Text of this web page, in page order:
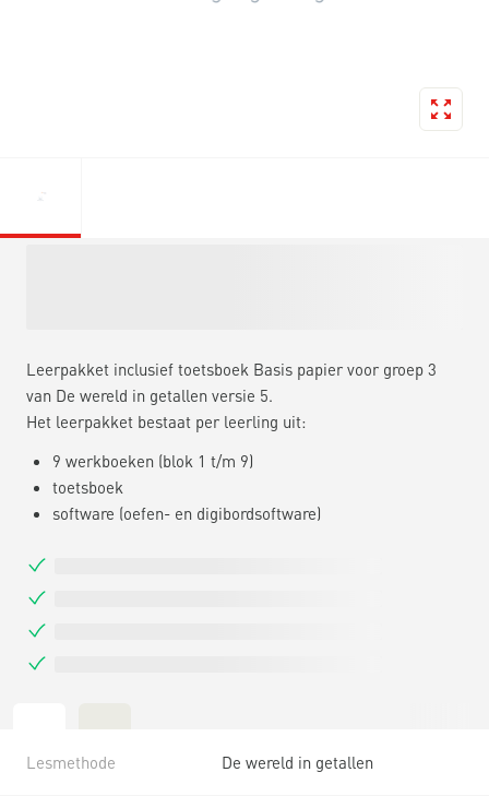
Leerpakket inclusief toetsboek Basis papier voor groep 3
van De wereld in getallen versie 5.
Het leerpakket bestaat per leerling uit:
9 werkboeken (blok 1 t/m 9)
toetsboek
software (oefen- en digibordsoftware)
Lesmethode De wereld in getallen